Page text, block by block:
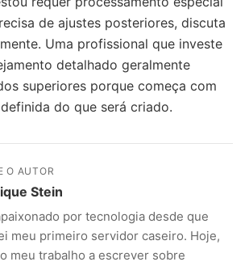
de ajustes posteriores, discuta
Uma profissional que investe
detalhado geralmente
superiores porque começa com
do que será criado.
O AUTOR
Stein
por tecnologia desde que
meu primeiro servidor caseiro. Hoje,
meu trabalho a escrever sobre